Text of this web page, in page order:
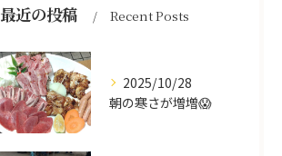
最近の投稿 Recent Posts
2025/10/28
朝の寒さが増増😱